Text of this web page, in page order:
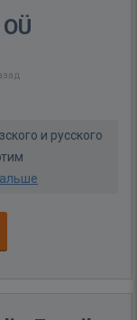
и русского